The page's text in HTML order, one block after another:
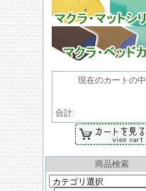
現在のカートの中
合計:
商品検索